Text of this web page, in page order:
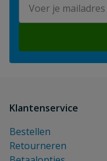
Klantenservice
Bestellen
Retourneren